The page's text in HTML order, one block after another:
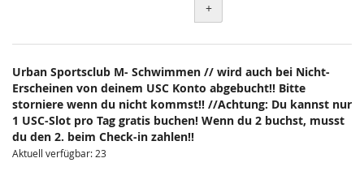
+
Urban Sportsclub M- Schwimmen // wird auch bei Nicht-
Erscheinen von deinem USC Konto abgebucht!! Bitte
storniere wenn du nicht kommst!! //Achtung: Du kannst nur
1 USC-Slot pro Tag gratis buchen! Wenn du 2 buchst, musst
du den 2. beim Check-in zahlen!!
Aktuell verfügbar: 23